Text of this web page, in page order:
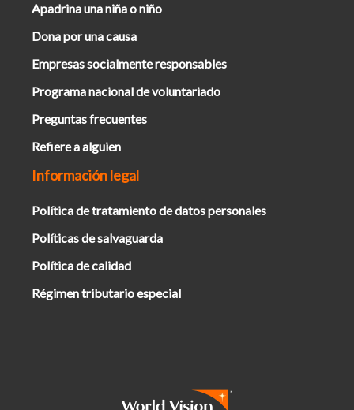
Apadrina una niña o niño
Dona por una causa
Empresas socialmente responsables
Programa nacional de voluntariado
Preguntas frecuentes
Refiere a alguien
Información legal
Política de tratamiento de datos personales
Políticas de salvaguarda
Política de calidad
Régimen tributario especial